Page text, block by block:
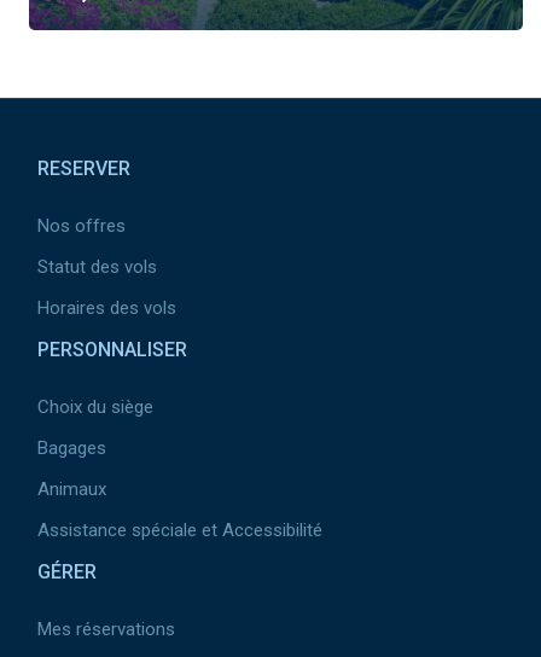
page
RESERVER
Nos offres
Statut des vols
Horaires des vols
PERSONNALISER
Choix du siège
Bagages
Animaux
Assistance spéciale et Accessibilité
GÉRER
Mes réservations